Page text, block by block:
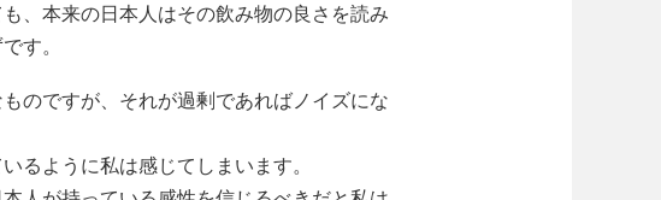
、本来の日本人はその飲み物の良さを読み
す。
のですが、それが過剰であればノイズにな
るように私は感じてしまいます。